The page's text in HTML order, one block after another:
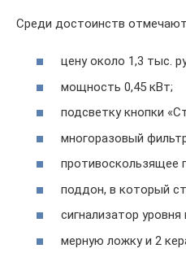
Среди достоинств
цену около 1,3 тыс.
мощность 0,45 кВт;
подсветку кнопки
многоразовый
противоскользящее
поддон, в который
сигнализатор уровня
мерную ложку и 2